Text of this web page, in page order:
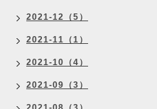
2021-12（5）
2021-11（1）
2021-10（4）
2021-09（3）